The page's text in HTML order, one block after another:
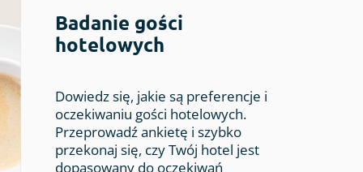
Automatyzacja i workflow
Ocena eventu
ankiet
Badanie gości
hotelowych
Dowiedz się, jakie są preferencje i
oczekiwaniu gości hotelowych.
Przeprowadź ankietę i szybko
przekonaj się, czy Twój hotel jest
dopasowany do oczekiwań